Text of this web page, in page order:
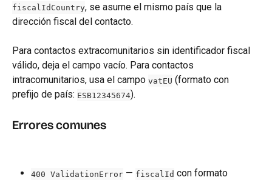
fiscalIdCountry, se asume el mismo país que la
dirección fiscal del contacto.
Para contactos extracomunitarios sin identificador fiscal
válido, deja el campo vacío. Para contactos
intracomunitarios, usa el campo vatEU (formato con
prefijo de país: ESB12345674).
Errores comunes
400 ValidationError — fiscalId con formato